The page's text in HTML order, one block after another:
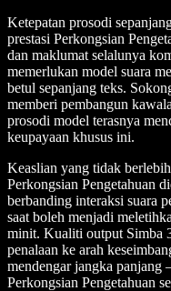
Ketepatan prosodi
prestasi Perkongsian
dan maklumat selalunya
memerlukan model suara
betul sepanjang teks.
memberi pembangun
prosodi model terasnya
keupayaan khusus ini.
Keaslian yang tidak
Perkongsian Pengetahuan
berbanding interaksi suara
saat boleh menjadi
minit. Kualiti output Simba
penalaan ke arah
mendengar jangka
Perkongsian Pengetahuan